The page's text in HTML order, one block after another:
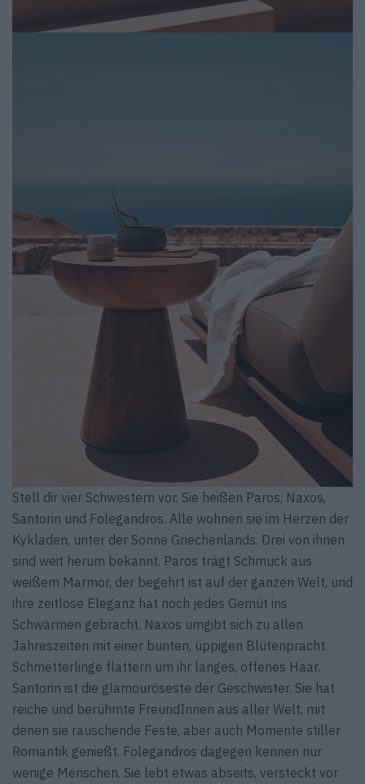
Stell dir vier Schwestern vor. Sie heißen Paros, Naxos,
Santorin und Folegandros. Alle wohnen sie im Herzen der
Kykladen, unter der Sonne Griechenlands. Drei von ihnen
sind weit herum bekannt. Paros trägt Schmuck aus
weißem Marmor, der begehrt ist auf der ganzen Welt, und
ihre zeitlose Eleganz hat noch jedes Gemüt ins
Schwärmen gebracht. Naxos umgibt sich zu allen
Jahreszeiten mit einer bunten, üppigen Blütenpracht.
Schmetterlinge flattern um ihr langes, offenes Haar.
Santorin ist die glamouröseste der Geschwister. Sie hat
reiche und berühmte FreundInnen aus aller Welt, mit
denen sie rauschende Feste, aber auch Momente stiller
Romantik genießt. Folegandros dagegen kennen nur
wenige Menschen. Sie lebt etwas abseits, versteckt vor